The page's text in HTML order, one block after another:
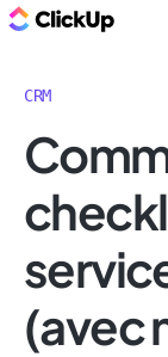
CRM
(avec